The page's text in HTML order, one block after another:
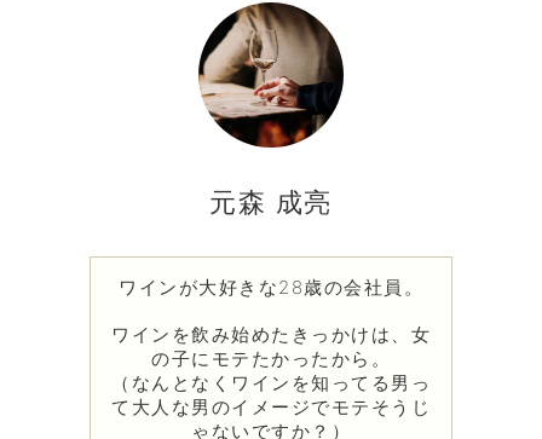
元森 成亮
ワインが大好きな28歳の会社員。
ワインを飲み始めたきっかけは、女
の子にモテたかったから。
（なんとなくワインを知ってる男っ
て大人な男のイメージでモテそうじ
ゃないですか？）